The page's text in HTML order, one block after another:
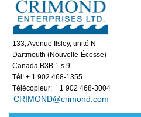
133, Avenue Ilsley, unité N
Dartmouth (Nouvelle-Écosse)
Canada B3B 1 s 9
Tél: + 1 902 468-1355
Télécopieur: + 1 902 468-3004
CRIMOND@crimond.com